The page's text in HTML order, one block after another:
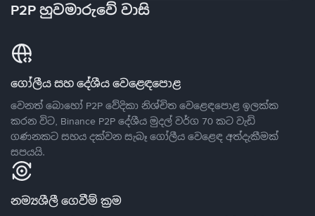
P2P හුවමාරුවේ වාසි
ගෝලීය සහ දේශීය වෙළෙඳපොළ
වෙනත් බොහෝ P2P වේදිකා නිශ්චිත වෙළෙඳපොළ ඉලක්ක
කරන විට, Binance P2P දේශීය මුදල් වර්ග 70 කට වැඩි
ගණනකට සහය දක්වන සැබෑ ගෝලීය වෙළෙඳ අත්දැකීමක්
සපයයි.
නම්‍යශීලී ගෙවීම් ක්‍රම